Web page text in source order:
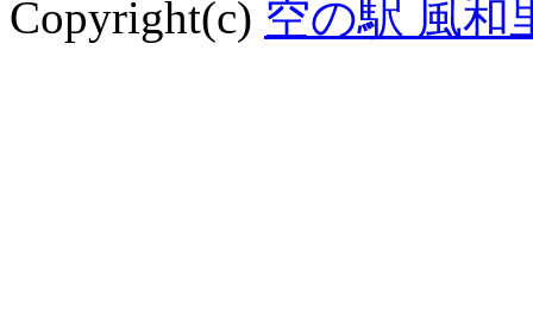
Copyright(c) 空の駅 風和